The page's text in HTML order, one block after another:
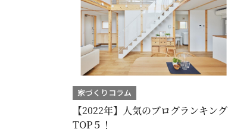
家づくりコラム
【2022年】人気のブログランキング
TOP５！